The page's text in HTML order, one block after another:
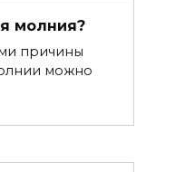
молния?
причины
можно